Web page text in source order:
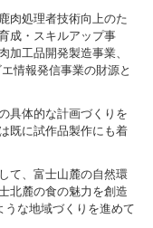
肉処理者技術向上のた
成・スキルアップ事
加工品開発製造事業、
情報発信事業の財源と
具体的な計画づくりを
既に試作品製作にも着
て、富士山麓の自然環
北麓の食の魅力を創造
うな地域づくりを進めて